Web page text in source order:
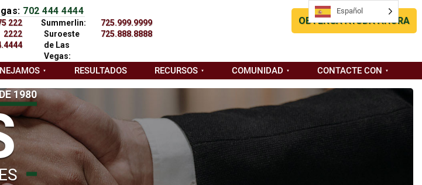
702 444 4444
222
2222
Summerlin:
725.999.9999
Suroeste
de Las
Vegas:
725.888.8888
OBTENGA AYUDA AHORA
RESULTADOS RECURSOS COMUNIDAD CONTACTE CON
1980
Español